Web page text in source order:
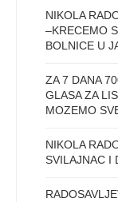
NIKOLA
–KRECEMO
BOLNICE U
ZA 7 DANA
GLASA ZA
MOZEMO
NIKOLA
SVILAJNAC I